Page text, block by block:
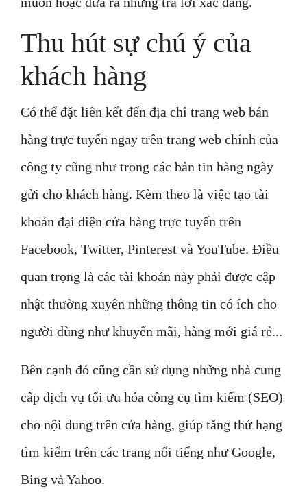
Thu hút sự chú ý của
khách hàng
Có thể đặt liên kết đến địa chỉ trang web bán
hàng trực tuyến ngay trên trang web chính của
công ty cũng như trong các bản tin hàng ngày
gửi cho khách hàng. Kèm theo là việc tạo tài
khoản đại diện cửa hàng trực tuyến trên
Facebook, Twitter, Pinterest và YouTube. Điều
quan trọng là các tài khoản này phải được cập
nhật thường xuyên những thông tin có ích cho
người dùng như khuyến mãi, hàng mới giá rẻ...
Bên cạnh đó cũng cần sử dụng những nhà cung
cấp dịch vụ tối ưu hóa công cụ tìm kiếm (SEO)
cho nội dung trên cửa hàng, giúp tăng thứ hạng
tìm kiếm trên các trang nổi tiếng như Google,
Bing và Yahoo.